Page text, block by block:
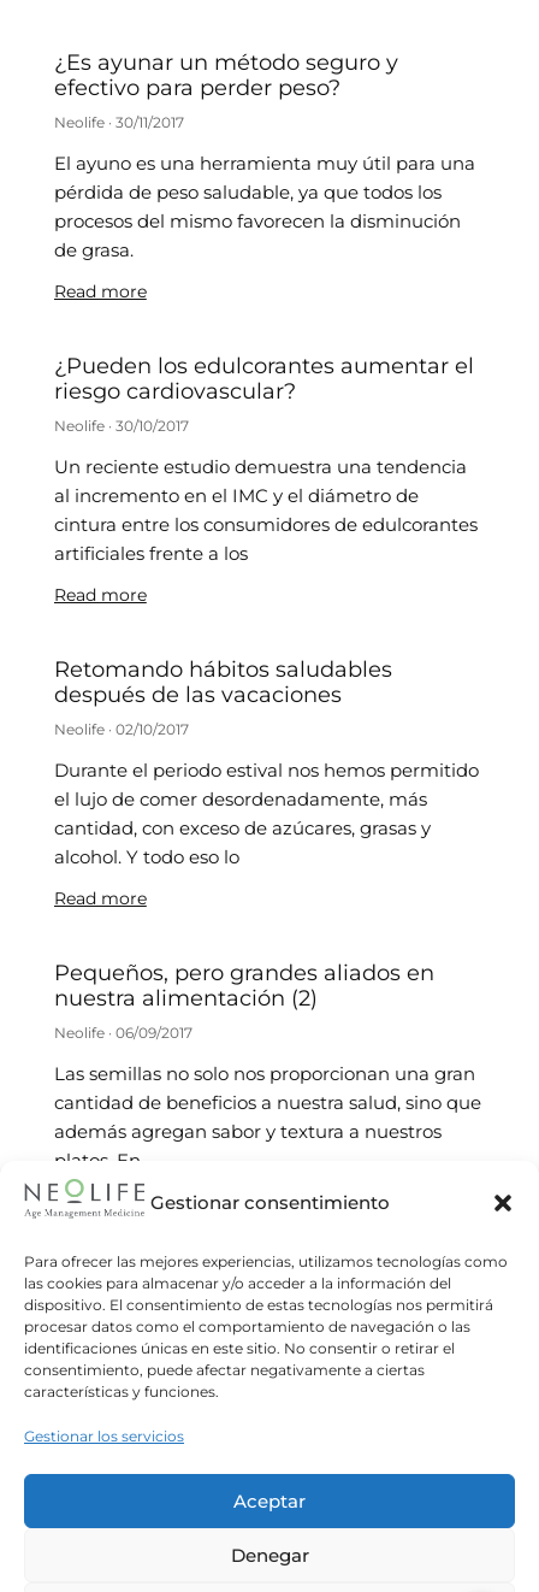
¿Es ayunar un método seguro y
efectivo para perder peso?
Neolife 30/11/2017
El ayuno es una herramienta muy útil para una
pérdida de peso saludable, ya que todos los
procesos del mismo favorecen la disminución
de grasa.
Read more
¿Pueden los edulcorantes aumentar el
riesgo cardiovascular?
Neolife 30/10/2017
Un reciente estudio demuestra una tendencia
al incremento en el IMC y el diámetro de
cintura entre los consumidores de edulcorantes
artificiales frente a los
Read more
Retomando hábitos saludables
después de las vacaciones
Neolife 02/10/2017
Durante el periodo estival nos hemos permitido
el lujo de comer desordenadamente, más
cantidad, con exceso de azúcares, grasas y
alcohol. Y todo eso lo
Read more
Pequeños, pero grandes aliados en
nuestra alimentación (2)
Neolife 06/09/2017
Las semillas no solo nos proporcionan una gran
cantidad de beneficios a nuestra salud, sino que
además agregan sabor y textura a nuestros
platos. En
Read more
Pequeños, pero grandes aliados en
nuestra alimentación (1)
Neolife 25/07/2017
La excelente calidad nutricional de las semillas
las convierte en imprescindibles para llevar una
alimentación variada, saludable y equilibrada.
Previous 1 2 3 4 5 6 7 8 9 10
11
Next